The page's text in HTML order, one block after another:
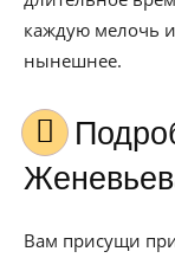
каждую мелочь
нынешнее.
Подробнее об имени
Вам присущи